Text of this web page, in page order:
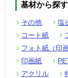
基材から探す
その他 塩
コート紙
フォト紙（印
印画紙
アクリル